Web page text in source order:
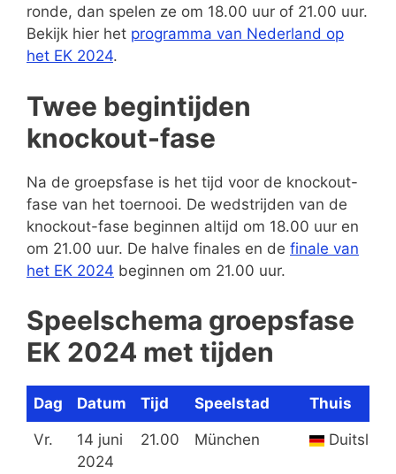
ronde, dan spelen ze om 18.00 uur of 21.00 uur.
Bekijk hier het programma van Nederland op
het EK 2024.
Twee begintijden
knockout-fase
Na de groepsfase is het tijd voor de knockout-
fase van het toernooi. De wedstrijden van de
knockout-fase beginnen altijd om 18.00 uur en
om 21.00 uur. De halve finales en de finale van
het EK 2024 beginnen om 21.00 uur.
Speelschema groepsfase
EK 2024 met tijden
Dag Datum Tijd Speelstad Thuis
Vr.
14 juni
2024
21.00 München Duitsland